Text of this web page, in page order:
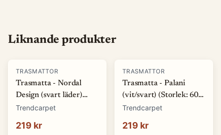
Liknande produkter
TRASMATTOR
Trasmatta - Nordal
Design (svart läder)
(Storlek: 60 x 110 cm)
Trendcarpet
219 kr
TRASMATTOR
Trasmatta - Palani
(vit/svart) (Storlek: 60 x
120 cm)
Trendcarpet
219 kr